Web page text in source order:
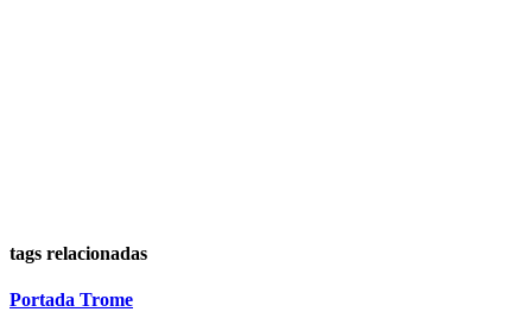
tags relacionadas
Portada Trome